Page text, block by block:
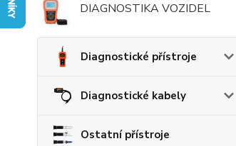
DIAGNOSTIKA VOZIDEL
Diagnostické přístroje
Diagnostické kabely
Ostatní přístroje